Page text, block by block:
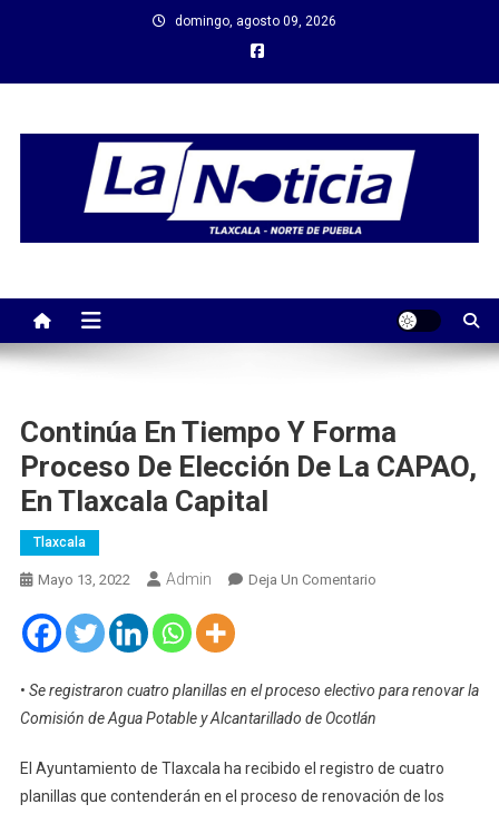
domingo, agosto 09, 2026
Continúa En Tiempo Y Forma
Proceso De Elección De La CAPAO,
En Tlaxcala Capital
Tlaxcala
Mayo 13, 2022 Admin Deja Un ComentarioEn
De
• Se registraron cuatro planillas en el proceso electivo para renovar la
Comisión de Agua Potable y Alcantarillado de Ocotlán
El Ayuntamiento de Tlaxcala ha recibido el registro de cuatro
planillas que contenderán en el proceso de renovación de los